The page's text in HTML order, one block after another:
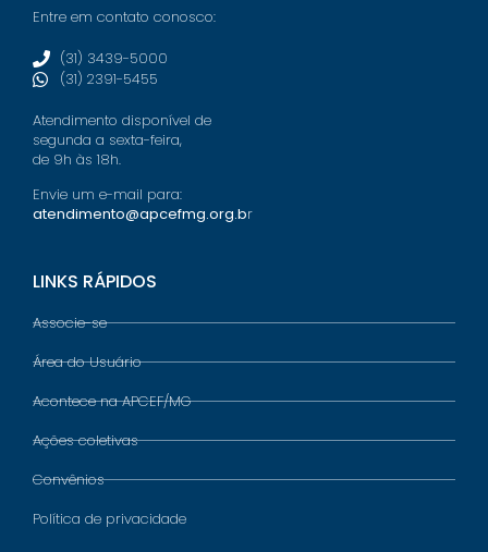
Entre em contato conosco:
(31) 3439-5000
(31) 2391-5455
Atendimento disponível de
segunda a sexta-feira,
de 9h às 18h.
Envie um e-mail para:
atendimento@apcefmg.org.br
LINKS RÁPIDOS
Associe-se
Área do Usuário
Acontece na APCEF/MG
Ações coletivas
Convênios
Política de privacidade